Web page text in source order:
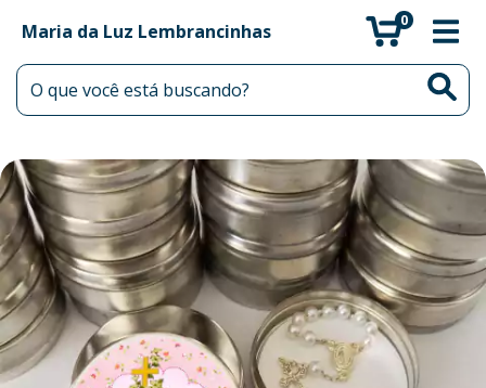
Maria da Luz Lembrancinhas 0